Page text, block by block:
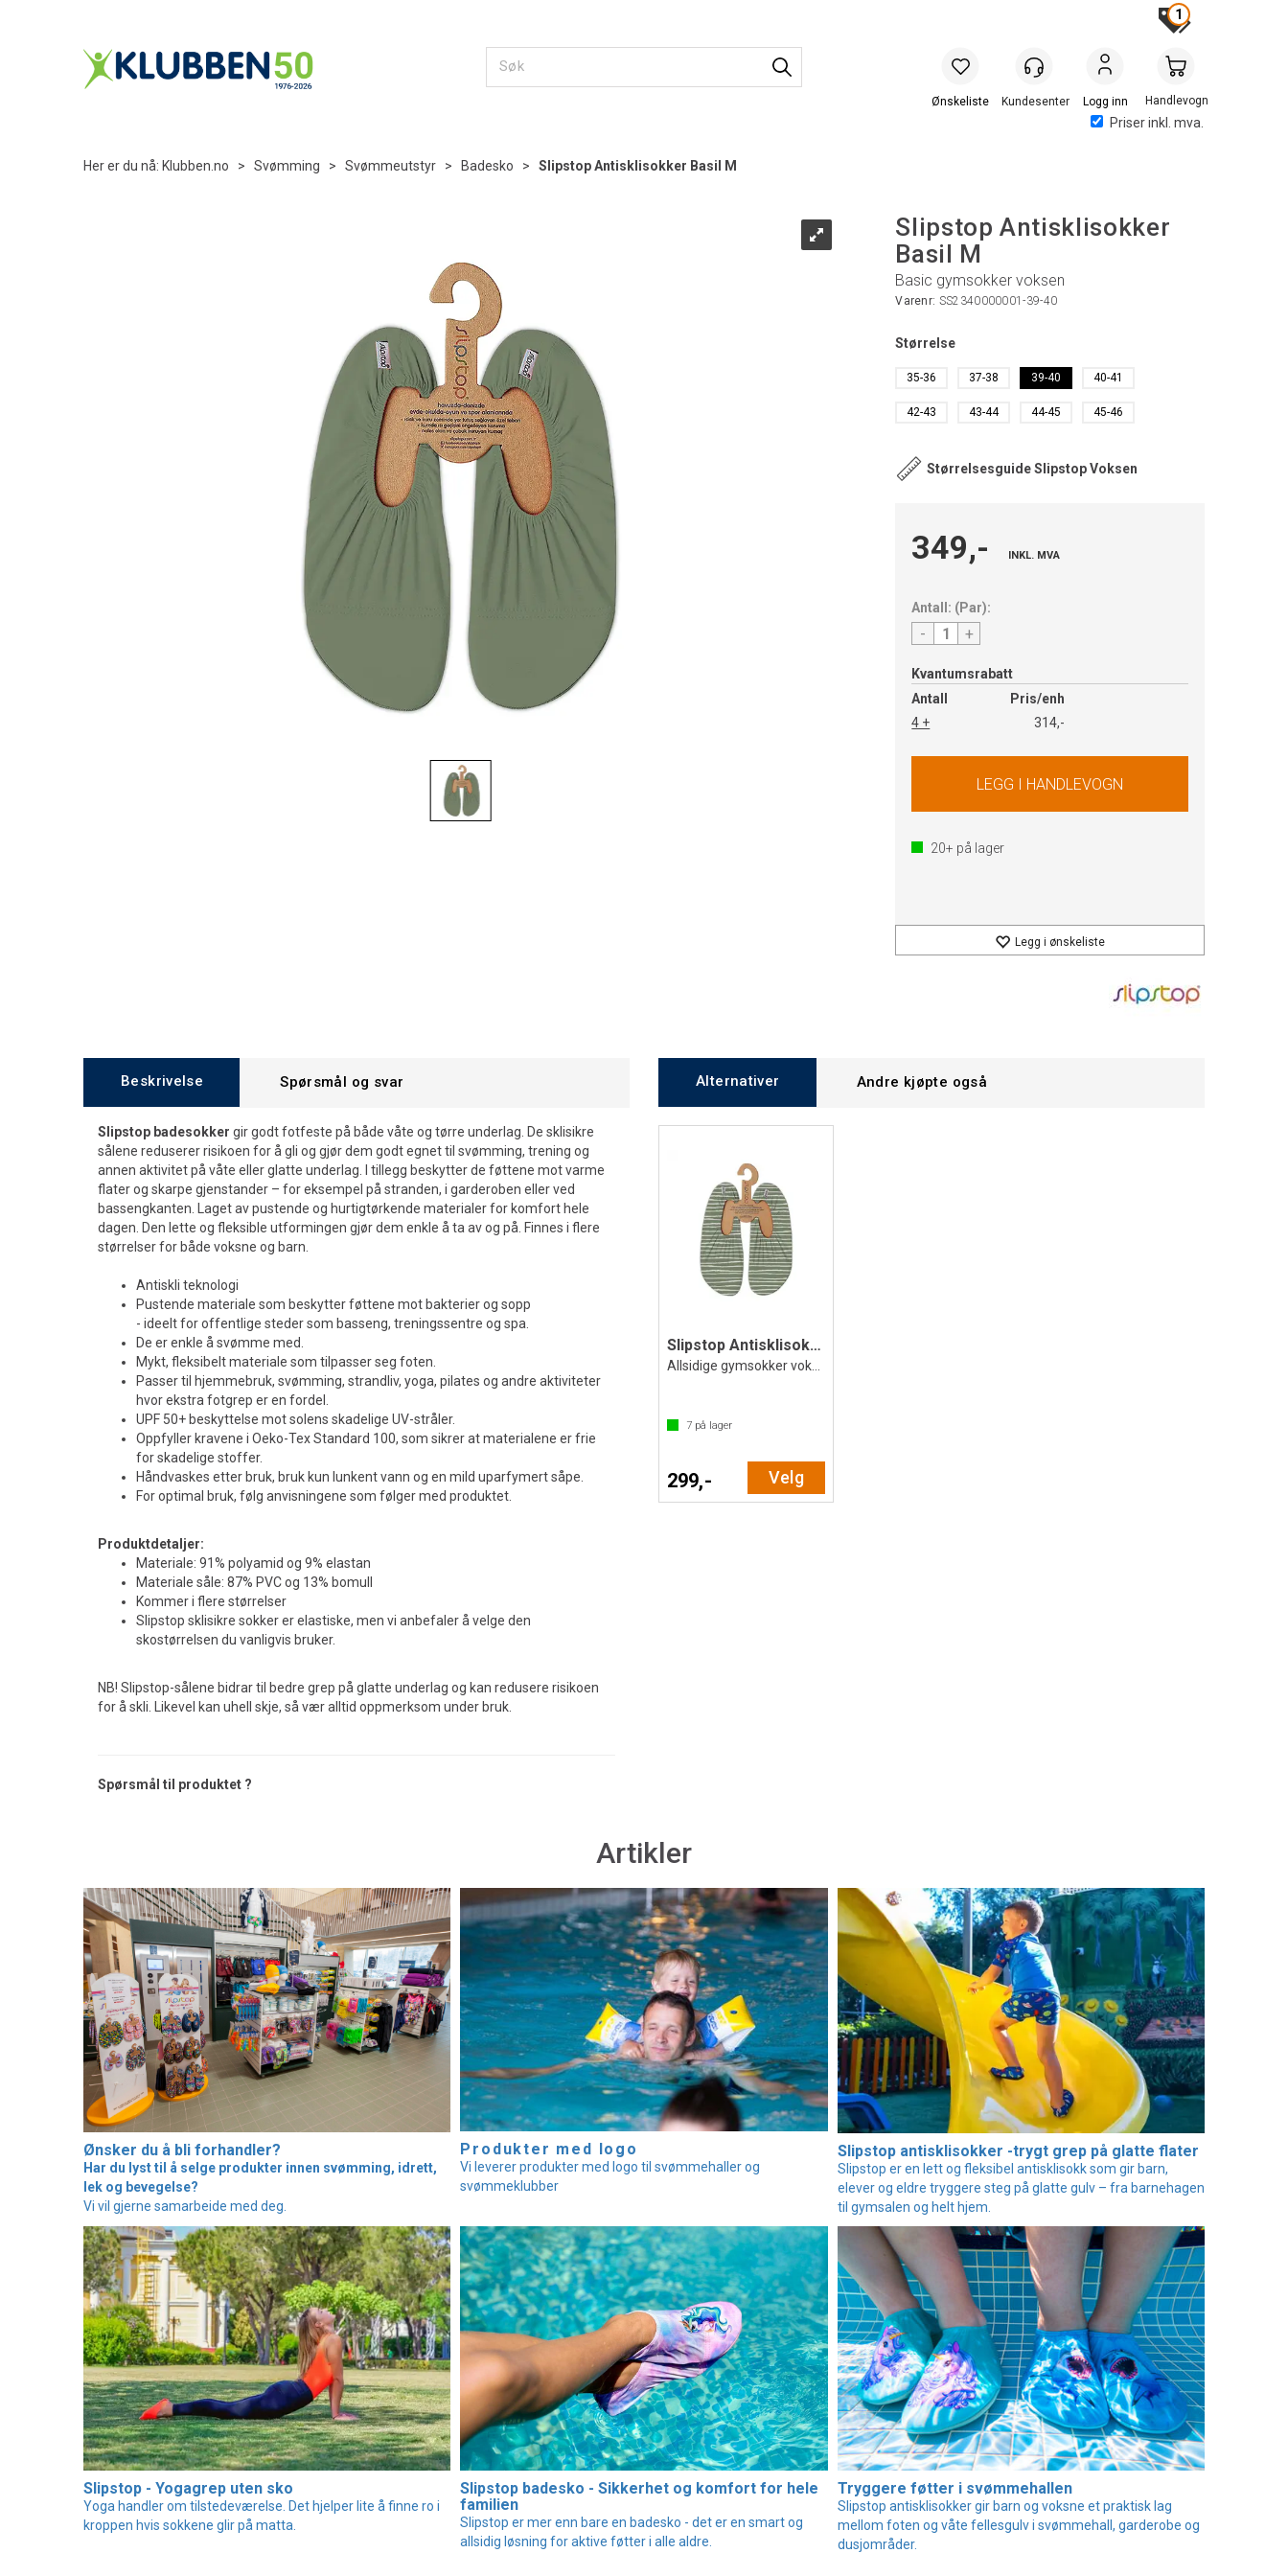
Priser inkl. mva.
Logg inn Handlevogn
1
Her er du nå: Klubben.no > Svømming > Svømmeutstyr > Badesko > Slipstop Antisklisokker Basil M
Slipstop Antisklisokker
Basil M
Basic gymsokker voksen
Varenr: SS2340000001-39-40
Størrelse
35-36 37-38 39-40 40-41
42-43 43-44 44-45 45-46
Størrelsesguide Slipstop Voksen
349,- INKL. MVA
Antall: (Par):
- +
Kvantumsrabatt
Antall
Pris/enh
4 +
314,-
20+ på lager
Legg i ønskeliste
Beskrivelse Spørsmål og svar
Slipstop badesokker gir godt fotfeste på både våte og tørre underlag. De sklisikre
sålene reduserer risikoen for å gli og gjør dem godt egnet til svømming, trening og
annen aktivitet på våte eller glatte underlag. I tillegg beskytter de føttene mot varme
flater og skarpe gjenstander – for eksempel på stranden, i garderoben eller ved
bassengkanten. Laget av pustende og hurtigtørkende materialer for komfort hele
dagen. Den lette og fleksible utformingen gjør dem enkle å ta av og på. Finnes i flere
størrelser for både voksne og barn.
Antiskli teknologi
Pustende materiale som beskytter føttene mot bakterier og sopp
- ideelt for offentlige steder som basseng, treningssentre og spa.
De er enkle å svømme med.
Mykt, fleksibelt materiale som tilpasser seg foten.
Passer til hjemmebruk, svømming, strandliv, yoga, pilates og andre aktiviteter
hvor ekstra fotgrep er en fordel.
UPF 50+ beskyttelse mot solens skadelige UV-stråler.
Oppfyller kravene i Oeko-Tex Standard 100, som sikrer at materialene er frie
for skadelige stoffer.
Håndvaskes etter bruk, bruk kun lunkent vann og en mild uparfymert såpe.
For optimal bruk, følg anvisningene som følger med produktet.
Produktdetaljer:
Materiale: 91% polyamid og 9% elastan
Materiale såle: 87% PVC og 13% bomull
Kommer i flere størrelser
Slipstop sklisikre sokker er elastiske, men vi anbefaler å velge den
skostørrelsen du vanligvis bruker.
NB! Slipstop-sålene bidrar til bedre grep på glatte underlag og kan redusere risikoen
for å skli. Likevel kan uhell skje, så vær alltid oppmerksom under bruk.
Spørsmål til produktet ?
Alternativer Andre kjøpte også
Slipstop Antisklisokker Linea
7 på lager
299,- Velg
Artikler
Ønsker du å bli forhandler?
Har du lyst til å selge produkter innen svømming, idrett,
lek og bevegelse?
Vi vil gjerne samarbeide med deg.
Produkter med logo
Vi leverer produkter med logo til svømmehaller og
svømmeklubber
Slipstop antisklisokker -trygt grep på glatte flater
Slipstop er en lett og fleksibel antisklisokk som gir barn,
elever og eldre tryggere steg på glatte gulv – fra barnehagen
til gymsalen og helt hjem.
Slipstop - Yogagrep uten sko
Yoga handler om tilstedeværelse. Det hjelper lite å finne ro i
kroppen hvis sokkene glir på matta.
Slipstop badesko - Sikkerhet og komfort for hele
familien
Slipstop er mer enn bare en badesko - det er en smart og
allsidig løsning for aktive føtter i alle aldre.
Tryggere føtter i svømmehallen
Slipstop antisklisokker gir barn og voksne et praktisk lag
mellom foten og våte fellesgulv i svømmehall, garderobe og
dusjområder.